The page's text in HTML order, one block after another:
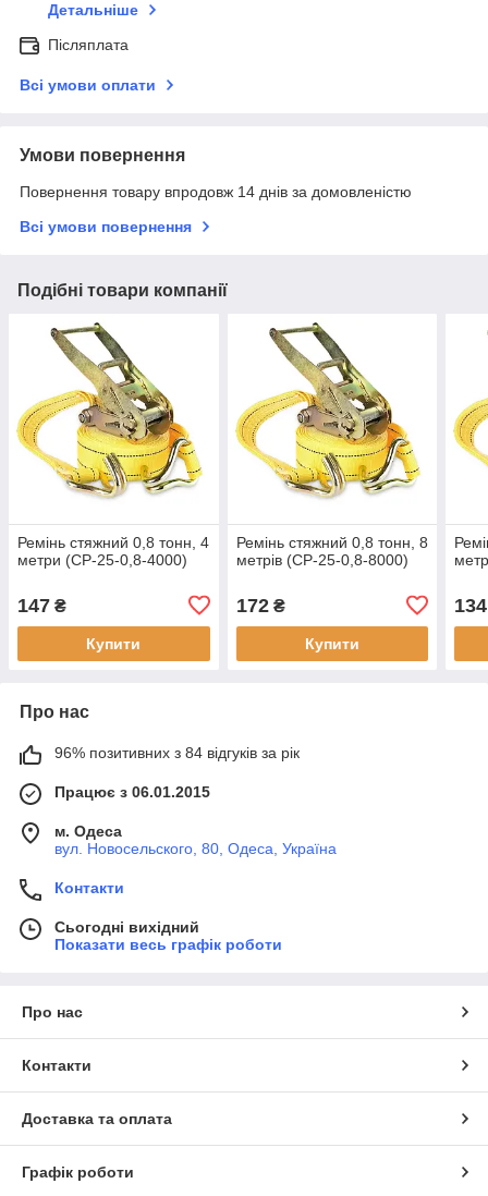
Детальніше
Післяплата
Всі умови оплати
Умови повернення
Повернення товару впродовж 14 днів за домовленістю
Всі умови повернення
Подібні товари компанії
Ремінь стяжний 0,8 тонн, 4
метри (СР-25-0,8-4000)
147 ₴
Купити
Ремінь стяжний 0,8 тонн, 8
метрів (СР-25-0,8-8000)
172₴
Купити
134
Про нас
96% позитивних з 84 відгуків за рік
Працює з 06.01.2015
м. Одеса
вул. Новосельского, 80, Одеса, Україна
Контакти
Сьогодні вихідний
Показати весь графік роботи
Про нас
Контакти
Доставка та оплата
Графік роботи